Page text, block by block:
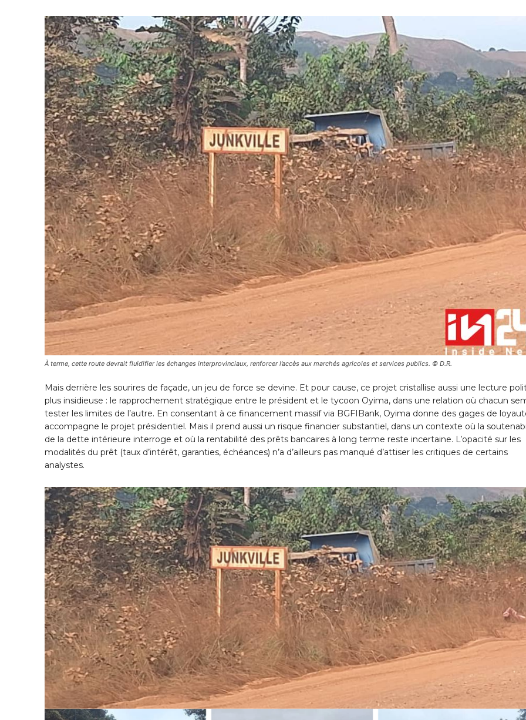
À terme, cette route devrait fluidifier les échanges interprovinciaux, renforcer l’accès aux marchés agricoles et services publics. © D.R.
Mais derrière les sourires de façade, un jeu de force se devine. Et pour cause, ce projet cristallise aussi une lecture
plus insidieuse : le rapprochement stratégique entre le président et le tycoon Oyima, dans une relation où chacun
tester les limites de l’autre. En consentant à ce financement massif via BGFIBank, Oyima donne des gages de
accompagne le projet présidentiel. Mais il prend aussi un risque financier substantiel, dans un contexte où la
de la dette intérieure interroge et où la rentabilité des prêts bancaires à long terme reste incertaine. L’opacité sur les
modalités du prêt (taux d’intérêt, garanties, échéances) n’a d’ailleurs pas manqué d’attiser les critiques de certains
analystes.